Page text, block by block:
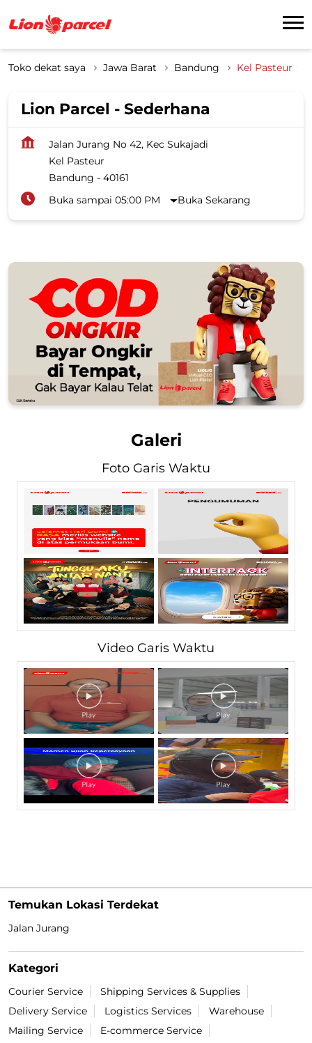
Toko dekat saya Jawa Barat Bandung Kel Pasteur
Lion Parcel - Sederhana
Jalan Jurang No 42, Kec Sukajadi
Kel Pasteur
Bandung - 40161
Buka sampai 05:00 PM
Buka Sekarang
Galeri
Foto Garis Waktu
Video Garis Waktu
Temukan Lokasi Terdekat
Jalan Jurang
Kategori
Courier Service
Shipping Services & Supplies
Delivery Service
Logistics Services
Warehouse
Mailing Service
E-commerce Service